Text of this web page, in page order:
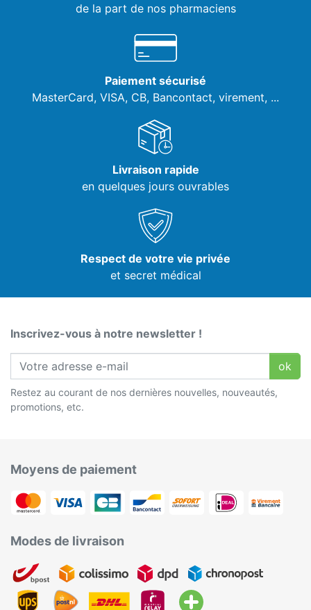
de la part de nos pharmaciens
Paiement sécurisé
MasterCard, VISA, CB, Bancontact, virement, ...
Livraison rapide
en quelques jours ouvrables
Respect de votre vie privée
et secret médical
Inscrivez-vous à notre newsletter !
ok
Restez au courant de nos dernières nouvelles, nouveautés,
promotions, etc.
Moyens de paiement
Modes de livraison